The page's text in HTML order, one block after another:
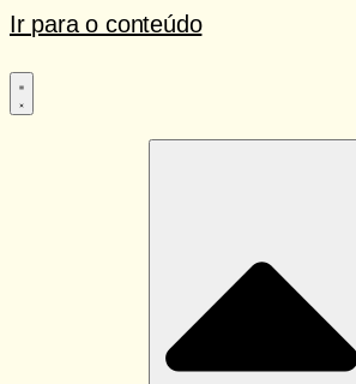
Ir para o conteúdo